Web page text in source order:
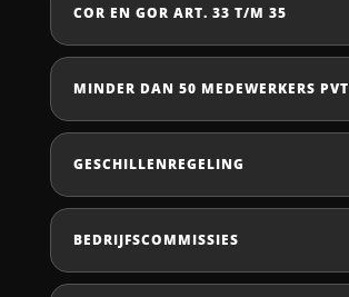
COR EN GOR ART. 33 T/M 35
MINDER DAN 50 MEDEWERKERS PVT
GESCHILLENREGELING
BEDRIJFSCOMMISSIES